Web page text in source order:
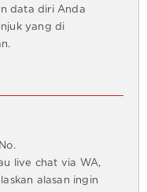
data diri Anda
yang di
live chat via WA,
alasan ingin